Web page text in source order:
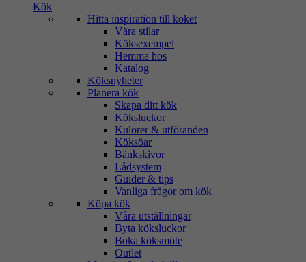
Kök
Hitta inspiration till köket
Våra stilar
Köksexempel
Hemma hos
Katalog
Köksnyheter
Planera kök
Skapa ditt kök
Köksluckor
Kulörer & utföranden
Köksöar
Bänkskivor
Lådsystem
Guider & tips
Vanliga frågor om kök
Köpa kök
Våra utställningar
Byta köksluckor
Boka köksmöte
Outlet